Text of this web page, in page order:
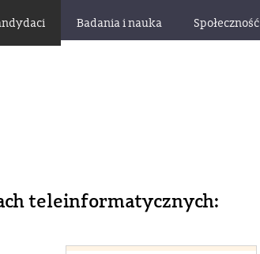
Badania i nauka Społeczność
teleinformatycznych: